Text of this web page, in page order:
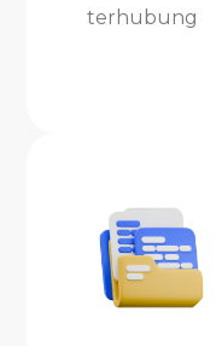
terhubung